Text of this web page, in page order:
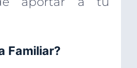
Familiar?